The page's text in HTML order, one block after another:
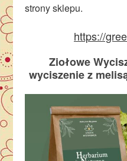
strony sklepu.
https://
Ziołowe
wyciszenie z